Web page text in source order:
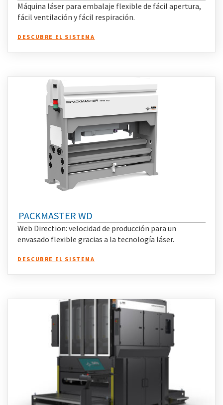
Máquina láser para embalaje flexible de fácil apertura,
fácil ventilación y fácil respiración.
DESCUBRE EL SISTEMA
PACKMASTER WD
Web Direction: velocidad de producción para un
envasado flexible gracias a la tecnología láser.
DESCUBRE EL SISTEMA